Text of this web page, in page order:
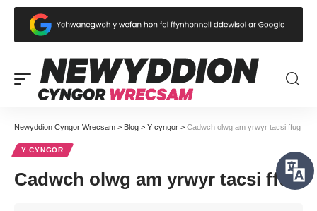
Newyddion Cyngor Wrecsam > Blog > Y cyngor > Cadwch olwg am yrwyr tacsi ffug
Y CYNGOR
Cadwch olwg am yrwyr tacsi ffug